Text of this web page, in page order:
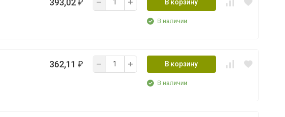
393,02 ₽ В корзину
В наличии
362,11 ₽ В корзину
В наличии